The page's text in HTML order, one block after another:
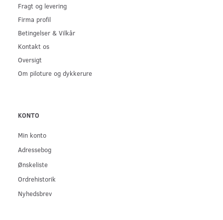
Fragt og levering
Firma profil
Betingelser & Vilkår
Kontakt os
Oversigt
Om piloture og dykkerure
KONTO
Min konto
Adressebog
Ønskeliste
Ordrehistorik
Nyhedsbrev